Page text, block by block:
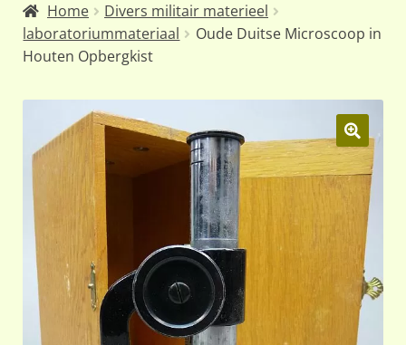
Klantfotos
Home
Divers militair materieel
laboratoriummateriaal
Oude Duitse Microscoop in
Houten Opbergkist
🔍